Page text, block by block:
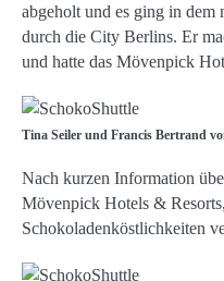
abgeholt und es ging in dem
durch die City Berlins. Er
und hatte das Mövenpick
Tina Seiler und Francis Bertrand
Nach kurzen Information
Mövenpick Hotels &
Schokoladenköstlichkeiten